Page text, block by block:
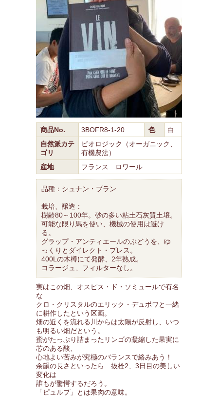
商品No. 3BOFR8-1-20 色
白
自然派カテ
ゴリ
ビオロジック（オーガニック、
有機農法）
産地
フランス ロワール
品種：シュナン・ブラン
栽培、醸造：
樹齢80～100年。砂の多い粘土石灰質土壌。
可能な限り馬を使い、機械の使用は避け
る。
グラップ・アンティエールのぶどうを、ゆ
っくりとダイレクト・プレス。
400Lの木樽にて発酵、2年熟成。
コラージュ、フィルターなし。
実はこの畑、オスピス・ド・ソミュールで有名
な
クロ・クリスタルのエリック・デュボワと一緒
に耕作したという区画。
畑の近くを流れる川からは太陽が反射し、いつ
も明るい畑だという。
蜜がたっぷり詰まったリンゴの凝縮した果実に
芯のある酸、
心地よい苦みが究極のバランスで絡みあう！
余韻の長さといったら…抜栓2、3日目の美しい
変化は
誰もが驚愕するだろう。
「ピュルプ」とは果肉の意味。